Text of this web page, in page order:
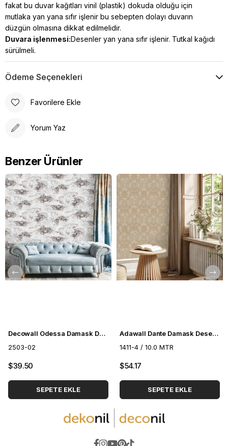
fakat bu duvar kağıtları vinil (plastik) dokuda olduğu için
mutlaka yan yana sıfır işlenir bu sebepten dolayı duvarın
düzgün olmasına dikkat edilmelidir.
Duvara işlenmesi:Desenler yan yana sıfır işlenir. Tutkal kağıdı
sürülmeli.
Ödeme Seçenekleri
Favorilere Ekle
Yorum Yaz
Benzer Ürünler
Decowall Odessa Damask Duvar Kağıdı 2503-02
2503-02
$39.50
SEPETE EKLE
Adawall Dante Damask Desenli Duvar Kağıdı 1411-4
1411-4 / 10.0 MTR
$54.17
SEPETE EKLE